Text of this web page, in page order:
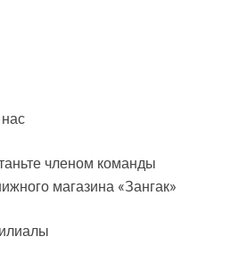
членом команды
магазина «Зангак»